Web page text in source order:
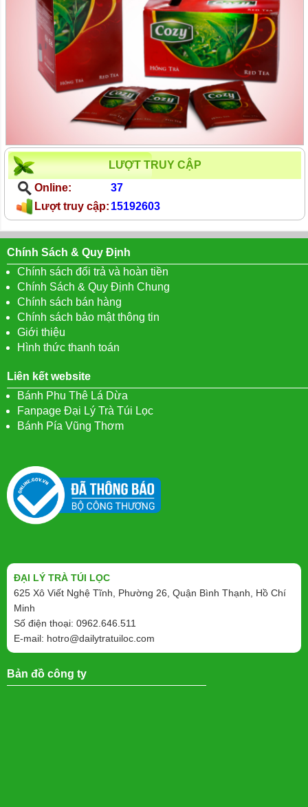
LƯỢT TRUY CẬP
Online:
37
Lượt truy cập: 15192603
Chính Sách & Quy Định
Chính sách đổi trả và hoàn tiền
Chính Sách & Quy Định Chung
Chính sách bán hàng
Chính sách bảo mật thông tin
Giới thiệu
Hình thức thanh toán
Liên kết website
Bánh Phu Thê Lá Dừa
Fanpage Đại Lý Trà Túi Lọc
Bánh Pía Vũng Thơm
ĐẠI LÝ TRÀ TÚI LỌC
625 Xô Viết Nghệ Tĩnh, Phường 26, Quận Bình Thạnh, Hồ Chí
Minh
Số điện thoại: 0962.646.511
E-mail: hotro@dailytratuiloc.com
Bản đồ công ty